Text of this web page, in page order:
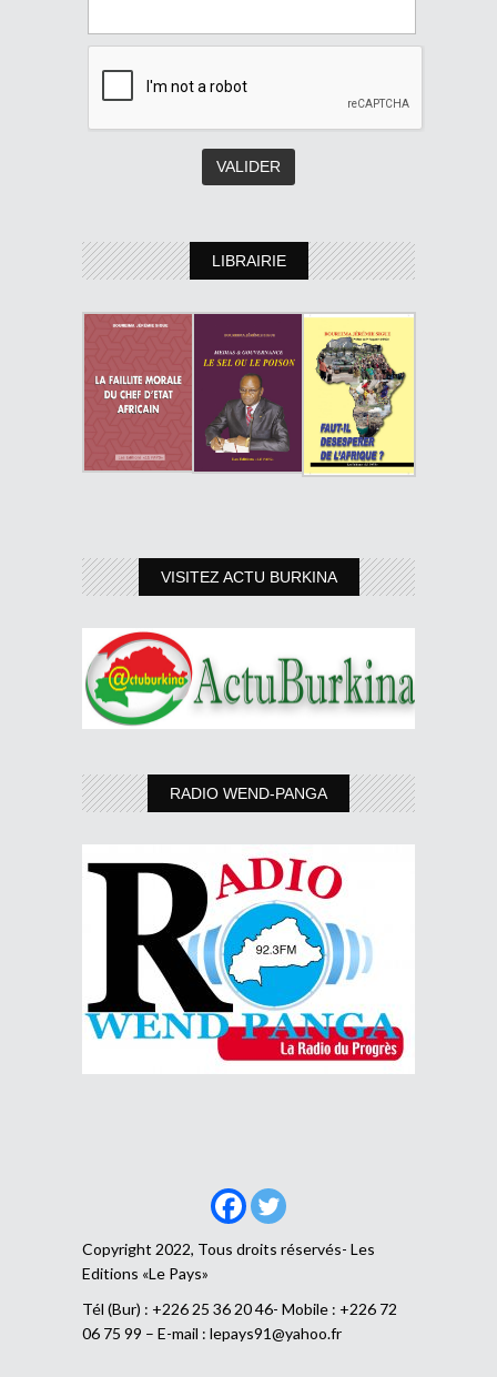
LIBRAIRIE
VISITEZ ACTU BURKINA
RADIO WEND-PANGA
Copyright 2022, Tous droits réservés- Les
Editions «Le Pays»
Tél (Bur) : +226 25 36 20 46- Mobile : +226 72
06 75 99 – E-mail : lepays91@yahoo.fr